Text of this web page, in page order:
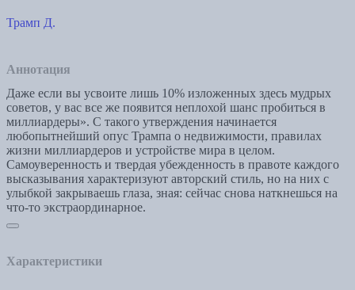
Трамп Д.
Аннотация
Даже если вы усвоите лишь 10% изложенных здесь мудрых
советов, у вас все же появится неплохой шанс пробиться в
миллиардеры». С такого утверждения начинается
любопытнейший опус Трампа о недвижимости, правилах
жизни миллиардеров и устройстве мира в целом.
Самоуверенность и твердая убежденность в правоте каждого
высказывания характеризуют авторский стиль, но на них с
улыбкой закрываешь глаза, зная: сейчас снова наткнешься на
что-то экстраординарное.
Характеристики